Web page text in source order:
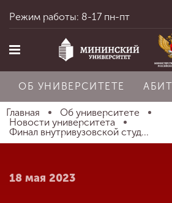
Главная
Режим работы: 8-17 пн-пт
ОБ УНИВЕРСИТЕТЕ
Главная
Об университете
Новости университета
Финал внутривузовской студ...
18 мая 2023